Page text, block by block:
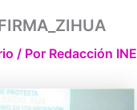
/ Por Redacción INE